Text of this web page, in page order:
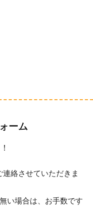
ーム
絡させていただきま
い場合は、お手数です